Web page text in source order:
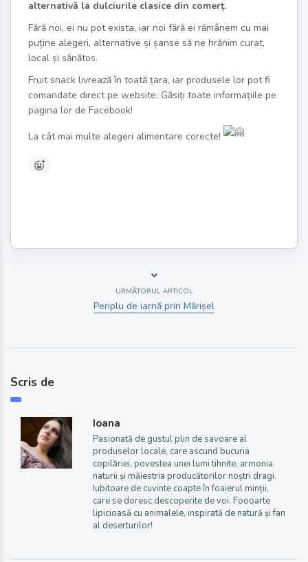
alternativă la dulciurile clasice din comerț.
Fără noi, ei nu pot exista, iar noi fără ei rămânem cu mai
puține alegeri, alternative și șanse să ne hrănim curat,
local și sănătos.
Fruit snack livrează în toată țara, iar produsele lor pot fi
comandate direct pe website. Găsiți toate informațiile pe
pagina lor de Facebook!
La cât mai multe alegeri alimentare corecte!
URMĂTORUL ARTICOL
Periplu de iarnă prin Mărișel
Scris de
Ioana
Pasionată de gustul plin de savoare al
produselor locale, care ascund bucuria
copilăriei, povestea unei lumi tihnite, armonia
naturii și măiestria producătorilor noștri dragi.
Iubitoare de cuvinte coapte în foaierul minții,
care se doresc descoperite de voi. Foooarte
lipicioasă cu animalele, inspirată de natură și fan
al deserturilor!